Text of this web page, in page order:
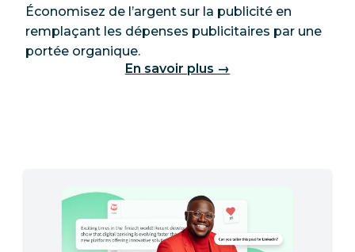
Économisez de l’argent sur la publicité en
remplaçant les dépenses publicitaires par une
portée organique.
En savoir plus →